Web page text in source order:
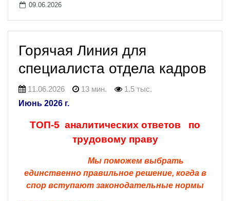
09.06.2026
Горячая Линия для
специалиста отдела кадров
11.06.2026 13 мин.
1.5 тыс.
Июнь 2026 г.
ТОП-5 аналитических ответов по
трудовому праву
Мы поможем выбрать
единственно правильное решение, когда в
спор вступают законодательные нормы